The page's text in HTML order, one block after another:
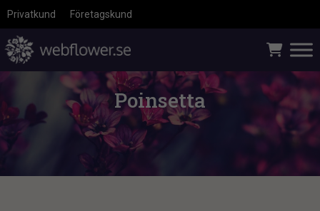
Privatkund Företagskund
Poinsetta